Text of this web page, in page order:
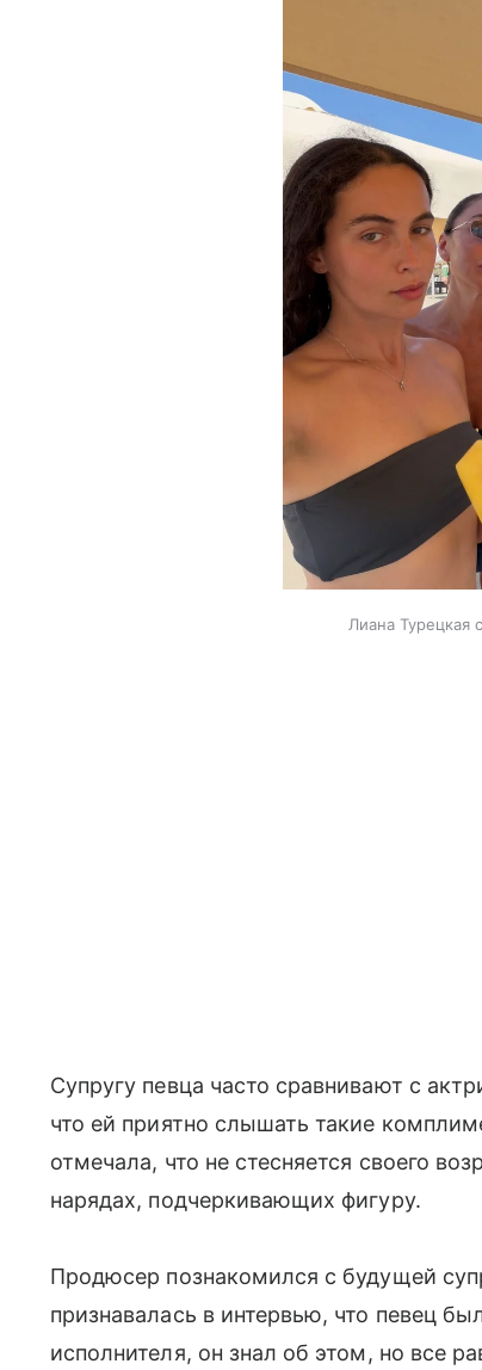
Лиана Турецкая
Супругу певца часто сравнивают с
что ей приятно слышать такие
отмечала, что не стесняется своего
нарядах, подчеркивающих фигуру.
Продюсер познакомился с будущей
признавалась в интервью, что певец
исполнителя, он знал об этом, но все